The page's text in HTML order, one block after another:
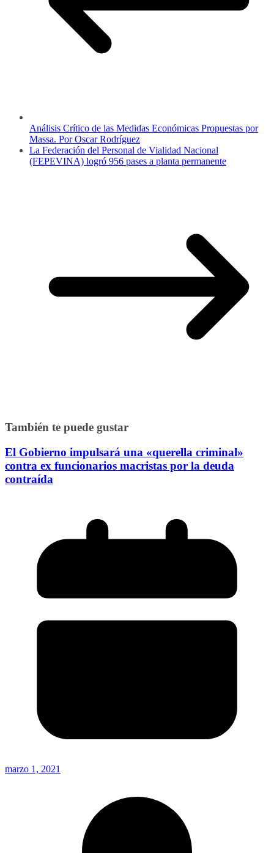
Análisis Crítico de las Medidas Económicas Propuestas por
Massa. Por Oscar Rodríguez
La Federación del Personal de Vialidad Nacional
(FEPEVINA) logró 956 pases a planta permanente
También te puede gustar
El Gobierno impulsará una «querella criminal»
contra ex funcionarios macristas por la deuda
contraída
marzo 1, 2021